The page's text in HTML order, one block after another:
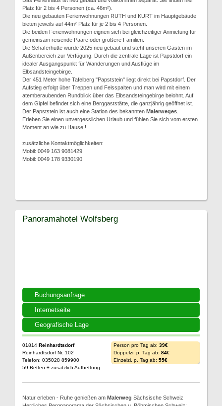
Platz für 2 bis 4 Personen (ca. 46m²).
Die neu gebauten Ferienwohnungen RUTH und KURT im Hauptgebäude
bieten jeweils auf 44m² Platz für je 2 bis 4 Personen.
Die beiden Ferienwohnungen eignen sich bei gleichzeitiger Anmietung für
gemeinsam reisende Paare oder größere Familien.
Die Schäferhütte wurde 2025 neu gebaut und steht unseren Gästen im
Außenbereich zur Verfügung. Durch die zentrale Lage ist Papstdorf ein
idealer Ausgangspunkt für Wanderungen und Ausflüge im
Elbsandsteingebirge.
Der 451 Meter hohe Tafelberg "Papststein" liegt direkt bei Papstdorf. Der
Aufstieg erfolgt über Treppen und Felsspalten und man wird mit einem
atemberaubenden Rundblick über das Elbsandsteingebirge belohnt. Auf
dem Gipfel befindet sich eine Berggaststätte, die ganzjährig geöffnet ist.
Der Papststein ist auch eine Station des bekannten Malerweges
Erleben Sie einen unvergesslichen Urlaub und fühlen Sie sich vom ersten
Moment an wie zu Hause !
zusätzliche Kontaktmöglichkeiten:
Mobil: 0049 163 9081429
Mobil: 0049 178 9330190
Buchungsanfrage
Internetseite
Geografische Lage
Panoramahotel Wolfsberg
01814 Reinhardtsdorf
Reinhardtsdorf Nr. 102
Telefon: 035028 859900
59 Betten + zusätzlich Aufbettung
Person pro Tag ab: 39€
Doppelzi. p. Tag ab: 84€
Einzelzi. p. Tag ab: 55€
Natur erleben - Ruhe genießen am Malerweg Sächsische Schweiz